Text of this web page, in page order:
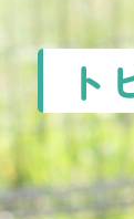
ト